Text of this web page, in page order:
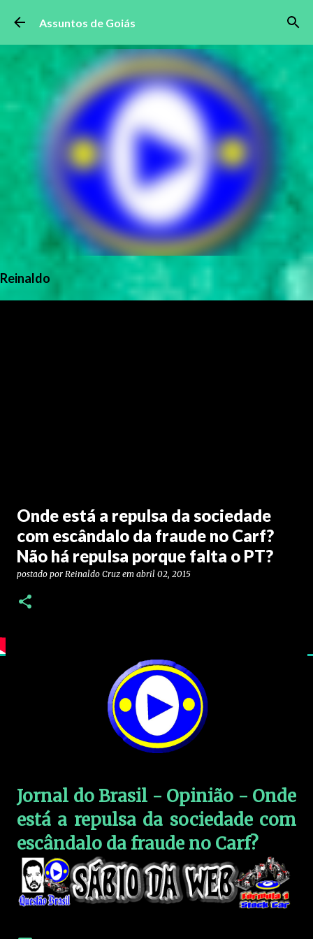
Pular para o conteúdo principal
Assuntos de Goiás
Reinaldo
Onde está a repulsa da sociedade
com escândalo da fraude no Carf?
Não há repulsa porque falta o PT?
postado por Reinaldo Cruz em abril 02, 2015
Jornal do Brasil - Opinião - Onde
está a repulsa da sociedade com
escândalo da fraude no Carf?